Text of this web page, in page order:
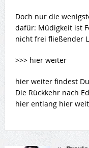
Doch nur die
dafür: Müdigkeit ist
nicht frei fließender
>>> hier weiter
hier weiter findest
Die Rückkehr nach
hier entlang hier